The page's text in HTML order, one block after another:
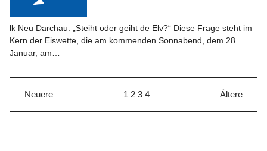
lk Neu Darchau. „Steiht oder geiht de Elv?“ Diese Frage steht im
Kern der Eiswette, die am kommenden Sonnabend, dem 28.
Januar, am…
Neuere 1 2 3 4 Ältere